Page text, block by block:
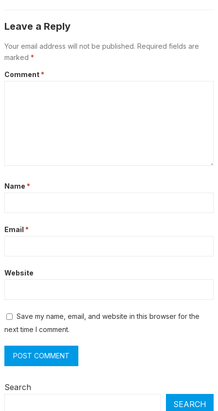
Leave a Reply
Your email address will not be published. Required fields are
marked *
Comment *
Name *
Email *
Website
Save my name, email, and website in this browser for the
next time I comment.
Search
SEARCH